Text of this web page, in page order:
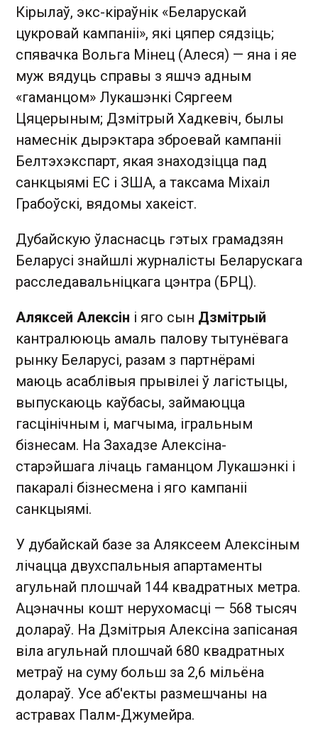
Кірылаў, экс-кіраўнік «Беларускай
цукровай кампаніі», які цяпер сядзіць;
спявачка Вольга Мінец (Алеся) — яна і яе
муж вядуць справы з яшчэ адным
«гаманцом» Лукашэнкі Сяргеем
Цяцерыным; Дзмітрый Хадкевіч, былы
намеснік дырэктара зброевай кампаніі
Белтэхэкспарт, якая знаходзіцца пад
санкцыямі ЕС і ЗША, а таксама Міхаіл
Грабоўскі, вядомы хакеіст.
Дубайскую ўласнасць гэтых грамадзян
Беларусі знайшлі журналісты Беларускага
расследавальніцкага цэнтра (БРЦ).
Аляксей Алексін і яго сын Дзмітрый
кантралююць амаль палову тытунёвага
рынку Беларусі, разам з партнёрамі
маюць асаблівыя прывілеі ў лагістыцы,
выпускаюць каўбасы, займаюцца
гасцінічным і, магчыма, ігральным
бізнесам. На Захадзе Алексіна-
старэйшага лічаць гаманцом Лукашэнкі і
пакаралі бізнесмена і яго кампаніі
санкцыямі.
У дубайскай базе за Аляксеем Алексіным
лічацца двухспальныя апартаменты
агульнай плошчай 144 квадратных метра.
Ацэначны кошт нерухомасці — 568 тысяч
долараў. На Дзмітрыя Алексіна запісаная
віла агульнай плошчай 680 квадратных
метраў на суму больш за 2,6 мільёна
долараў. Усе аб'екты размешчаны на
астравах Палм-Джумейра.